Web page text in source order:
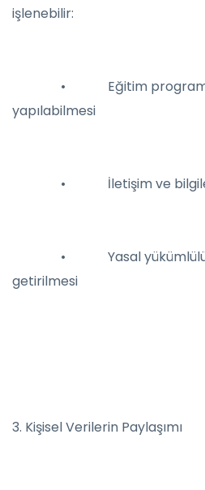
işlenebilir:
• Eğitim programına
yapılabilmesi
• İletişim ve
• Yasal
getirilmesi
3. Kişisel Verilerin Paylaşımı